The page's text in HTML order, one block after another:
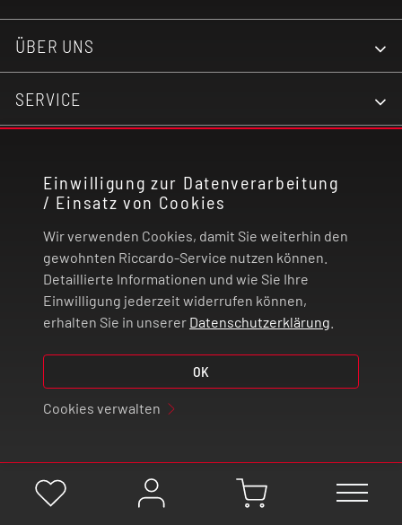
Einwilligung zur Datenverarbeitung
/ Einsatz von Cookies
Wir verwenden Cookies, damit Sie weiterhin den
gewohnten Riccardo-Service nutzen können.
Detaillierte Informationen und wie Sie Ihre
Einwilligung jederzeit widerrufen können,
erhalten Sie in unserer Datenschutzerklärung
OK
Cookies verwalten
ÜBER UNS
SERVICE
RECHTLICHES
ZAHLUNG UND VERSAND
VERTRAG WIDERRUFEN
© 2026 | Riccardo Onlinestore GmbH